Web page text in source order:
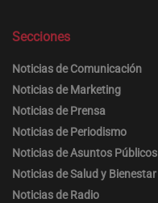
Secciones
Noticias de Comunicación
Noticias de Marketing
Noticias de Prensa
Noticias de Periodismo
Noticias de Asuntos Públicos
Noticias de Salud y Bienestar
Noticias de Radio